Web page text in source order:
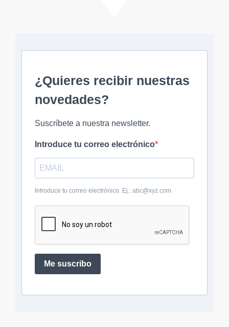
¿Quieres recibir nuestras
novedades?
Suscríbete a nuestra newsletter.
Introduce tu correo electrónico
Introduce tu correo electrónico. Ej.: abc@xyz.com
Me suscribo